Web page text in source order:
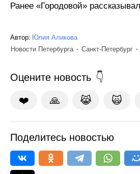
Ранее «Городовой» рассказывал
Автор: Юлия Аликова
Новости Петербурга
Санкт-Петербург
Оцените новость
❤️ 🙏 😹 🙀
Поделитесь новостью